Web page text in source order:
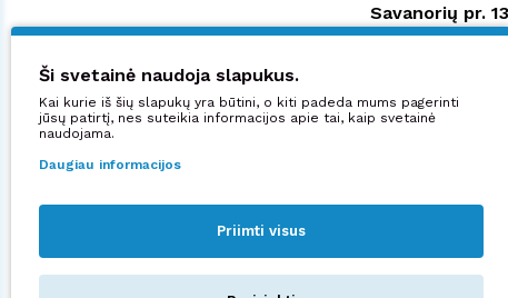
Savanorių pr.
+370 523 38879
Didžiuojamės:
Ši svetainė naudoja slapukus.
Kai kurie iš šių slapukų yra būtini, o kiti padeda mums pagerinti
jūsų patirtį, nes suteikia informacijos apie tai, kaip svetainė
naudojama.
Daugiau informacijos
Priimti visus